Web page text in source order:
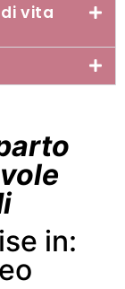
vita
in: